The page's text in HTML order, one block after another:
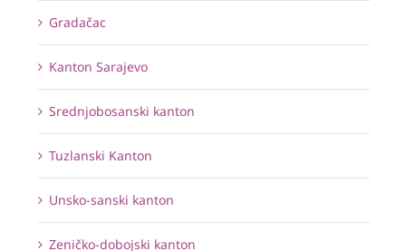
Gradačac
Kanton Sarajevo
Srednjobosanski kanton
Tuzlanski Kanton
Unsko-sanski kanton
Zeničko-dobojski kanton